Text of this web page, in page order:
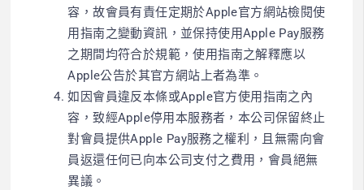
容，故會員有責任定期於Apple官方網站檢閱使
用指南之變動資訊，並保持使用Apple Pay服務
之期間均符合於規範，使用指南之解釋應以
Apple公告於其官方網站上者為準。
如因會員違反本條或Apple官方使用指南之內
容，致經Apple停用本服務者，本公司保留終止
對會員提供Apple Pay服務之權利，且無需向會
員返還任何已向本公司支付之費用，會員絕無
異議。